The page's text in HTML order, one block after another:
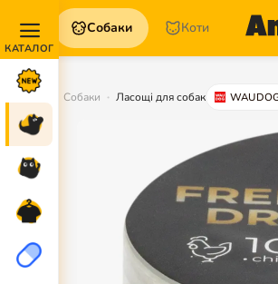
Собаки Коти
Собаки Ласощі для собак
Новинки